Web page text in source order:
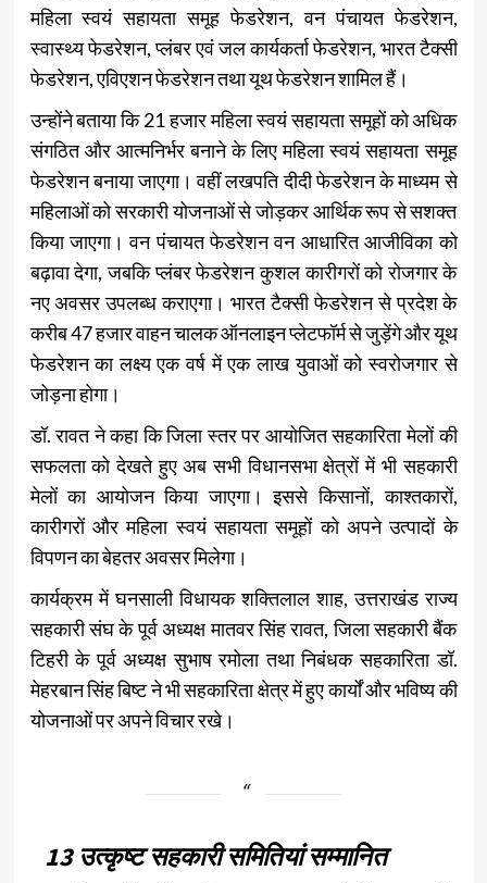
महिला स्वयं सहायता समूह फेडरेशन, वन पंचायत फेडरेशन,
स्वास्थ्य फेडरेशन, प्लंबर एवं जल कार्यकर्ता फेडरेशन, भारत टैक्सी
फेडरेशन, एविएशन फेडरेशन तथा यूथ फेडरेशन शामिल हैं।
उन्होंने बताया कि 21 हजार महिला स्वयं सहायता समूहों को अधिक
संगठित और आत्मनिर्भर बनाने के लिए महिला स्वयं सहायता समूह
फेडरेशन बनाया जाएगा। वहीं लखपति दीदी फेडरेशन के माध्यम से
महिलाओं को सरकारी योजनाओं से जोड़कर आर्थिक रूप से सशक्त
किया जाएगा। वन पंचायत फेडरेशन वन आधारित आजीविका को
बढ़ावा देगा, जबकि प्लंबर फेडरेशन कुशल कारीगरों को रोजगार के
नए अवसर उपलब्ध कराएगा। भारत टैक्सी फेडरेशन से प्रदेश के
करीब 47 हजार वाहन चालक ऑनलाइन प्लेटफॉर्म से जुड़ेंगे और यूथ
फेडरेशन का लक्ष्य एक वर्ष में एक लाख युवाओं को स्वरोजगार से
जोड़ना होगा।
डॉ. रावत ने कहा कि जिला स्तर पर आयोजित सहकारिता मेलों की
सफलता को देखते हुए अब सभी विधानसभा क्षेत्रों में भी सहकारी
मेलों का आयोजन किया जाएगा। इससे किसानों, काश्तकारों,
कारीगरों और महिला स्वयं सहायता समूहों को अपने उत्पादों के
विपणन का बेहतर अवसर मिलेगा।
कार्यक्रम में घनसाली विधायक शक्तिलाल शाह, उत्तराखंड राज्य
सहकारी संघ के पूर्व अध्यक्ष मातवर सिंह रावत, जिला सहकारी बैंक
टिहरी के पूर्व अध्यक्ष सुभाष रमोला तथा निबंधक सहकारिता डॉ.
मेहरबान सिंह बिष्ट ने भी सहकारिता क्षेत्र में हुए कार्यों और भविष्य की
योजनाओं पर अपने विचार रखे।
13 उत्कृष्ट सहकारी समितियां सम्मानित